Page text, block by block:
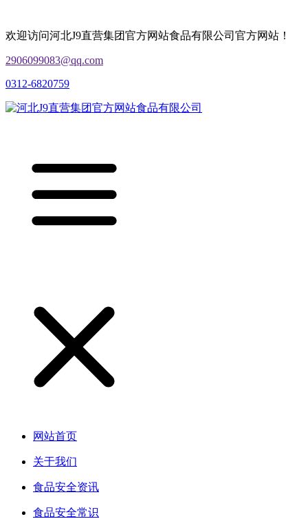
欢迎访问河北J9直营集团官方网站食品有限公司官方网站！
2906099083@qq.com
0312-6820759
网站首页
关于我们
食品安全资讯
食品安全常识